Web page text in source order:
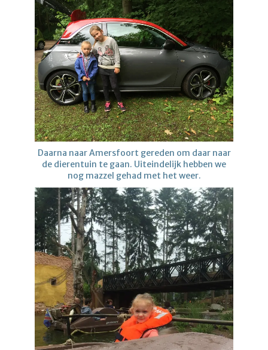
Daarna naar Amersfoort gereden om daar naar
de dierentuin te gaan. Uiteindelijk hebben we
nog mazzel gehad met het weer.